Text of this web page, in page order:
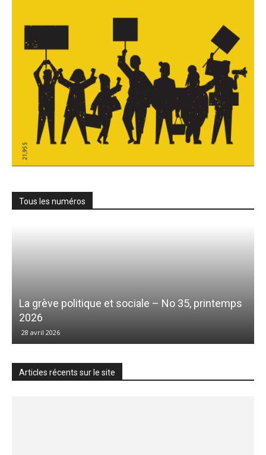
Tous les numéros
La grève politique et sociale – No 35, printemps
2026
28 avril 2026
Articles récents sur le site